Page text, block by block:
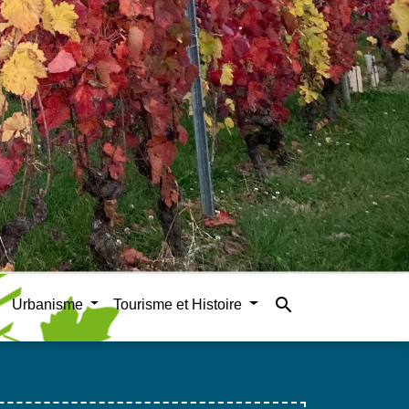
Urbanisme Tourisme et Histoire search